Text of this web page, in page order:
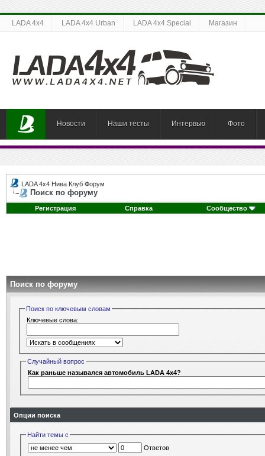
LADA 4x4 LADA 4x4 Urban LADA 4x4 Special Магазин
Новости Наши тесты Интервью Фото
LADA 4x4 Нива Клуб Форум
Поиск по форуму
Регистрация Справка Сообщество
Поиск по форуму
Поиск по ключевым словам
Ключевые слова:
Случайный вопрос
Как раньше назывался автомобиль LADA 4x4?
Опции поиска
Найти темы с
Ответов